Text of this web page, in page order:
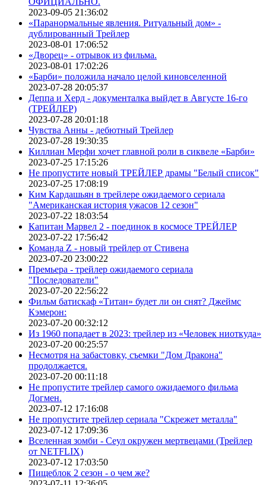
2023-09-05 21:36:02
«Паранормальные явления. Ритуальный дом» -
дублированный Трейлер
2023-08-01 17:06:52
«Дворец» - отрывок из фильма.
2023-08-01 17:02:26
«Барби» положила начало целой киновселенной
2023-07-28 20:05:37
Деппа и Херд - документалка выйдет в Августе 16-го
(ТРЕЙЛЕР)
2023-07-28 20:01:18
Чувства Анны - дебютный Трейлер
2023-07-28 19:30:35
Киллиан Мерфи хочет главной роли в сиквеле «Барби»
2023-07-25 17:15:26
Не пропустите новый ТРЕЙЛЕР драмы "Белый список"
2023-07-25 17:08:19
Ким Кардашьян в трейлере ожидаемого сериала
"Американская история ужасов 12 сезон"
2023-07-22 18:03:54
Капитан Марвел 2 - поединок в космосе ТРЕЙЛЕР
2023-07-22 17:56:42
Команда Z - новый трейлер от Стивена
2023-07-20 23:00:22
Премьера - трейлер ожидаемого сериала
"Последователи"
2023-07-20 22:56:22
Фильм батискаф «Титан» будет ли он снят? Джеймс
Кэмерон:
2023-07-20 00:32:12
Из 1960 попадает в 2023: трейлер из «Человек ниоткуда»
2023-07-20 00:25:57
Несмотря на забастовку, съемки "Дом Дракона"
продолжается.
2023-07-20 00:11:18
Не пропустите трейлер самого ожидаемого фильма
Догмен.
2023-07-12 17:16:08
Не пропустите трейлер сериала "Скрежет металла"
2023-07-12 17:09:36
Вселенная зомби - Сеул окружен мертвецами (Трейлер
от NETFLIX)
2023-07-12 17:03:50
Пищеблок 2 сезон - о чем же?